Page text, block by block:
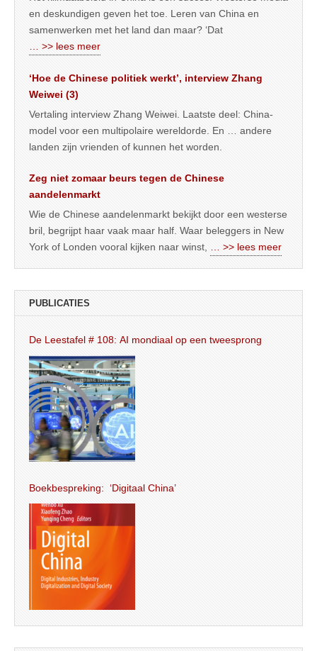
en deskundigen geven het toe. Leren van China en
samenwerken met het land dan maar? ‘Dat
… >> lees meer
‘Hoe de Chinese politiek werkt’, interview Zhang
Weiwei (3)
Vertaling interview Zhang Weiwei. Laatste deel: China-
model voor een multipolaire wereldorde. En … andere
landen zijn vrienden of kunnen het worden.
Zeg niet zomaar beurs tegen de Chinese
aandelenmarkt
Wie de Chinese aandelenmarkt bekijkt door een westerse
bril, begrijpt haar vaak maar half. Waar beleggers in New
York of Londen vooral kijken naar winst,
… >> lees meer
PUBLICATIES
De Leestafel # 108: AI mondiaal op een tweesprong
Boekbespreking: ‘Digitaal China’